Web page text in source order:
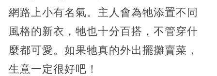
網路上小有名氣。主人會為牠添置不同
風格的新衣，牠也十分百搭，不管穿什
麼都可愛。如果牠真的外出擺攤賣菜，
生意一定很好吧！